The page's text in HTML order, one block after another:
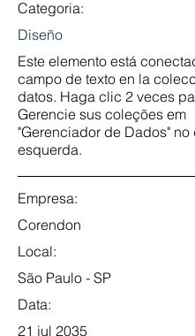
Categoria:
Diseño
Este elemento está
campo de texto en la
datos. Haga clic 2 veces
Gerencie sus coleções em
"Gerenciador de Dados" no
esquerda.
Empresa:
Corendon
Local:
São Paulo - SP
Data:
21 jul 2035